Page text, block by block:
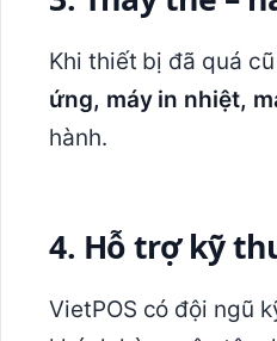
Khi thiết bị đã quá
ứng, máy in nhiệt,
hành.
4. Hỗ trợ kỹ
VietPOS có đội ngũ